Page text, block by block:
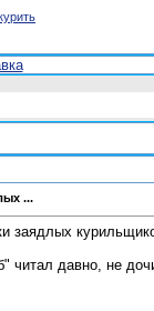
...
читал давно, не